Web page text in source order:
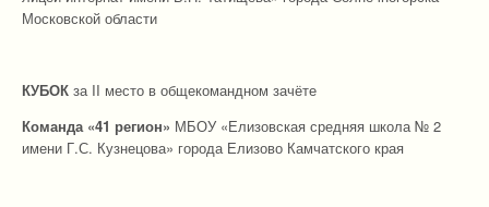
Московской области
КУБОК за II место в общекомандном зачёте
Команда «41 регион» МБОУ «Елизовская средняя школа № 2
имени Г.С. Кузнецова» города Елизово Камчатского края